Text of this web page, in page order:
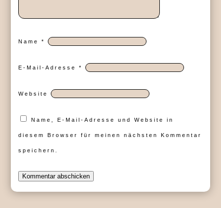
Name*
E-Mail-Adresse*
Website
Name, E-Mail-Adresse und Website in
diesem Browser für meinen nächsten Kommentar
speichern.
Kommentar abschicken